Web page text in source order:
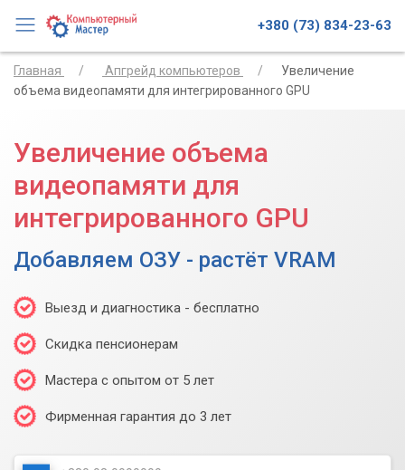
+380 (73) 834-23-63
Главная Апгрейд компьютеров
Увеличение
объема видеопамяти для интегрированного GPU
Увеличение объема
видеопамяти для
интегрированного GPU
Добавляем ОЗУ - растёт VRAM
Выезд и диагностика - бесплатно
Скидка пенсионерам
Мастера с опытом от 5 лет
Фирменная гарантия до 3 лет